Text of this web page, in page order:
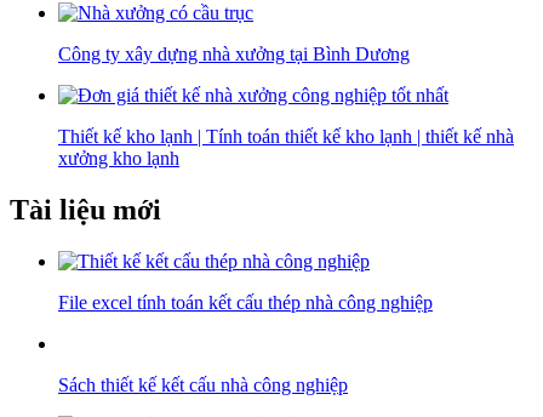
Công ty xây dựng nhà xưởng tại Bình Dương
Thiết kế kho lạnh | Tính toán thiết kế kho lạnh | thiết kế nhà
xưởng kho lạnh
Tài liệu mới
File excel tính toán kết cấu thép nhà công nghiệp
Sách thiết kế kết cấu nhà công nghiệp